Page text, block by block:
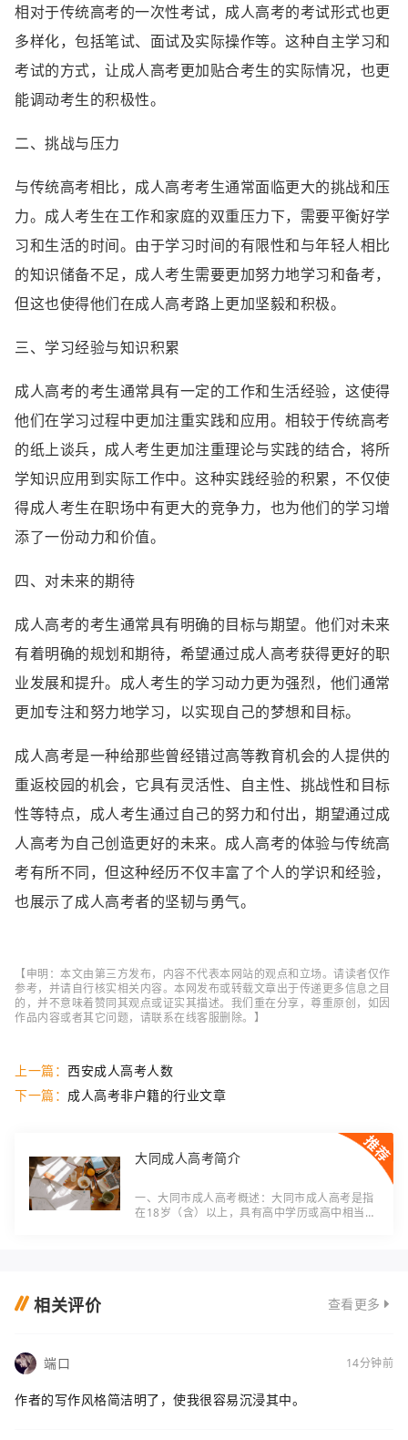
相对于传统高考的一次性考试，成人高考的考试形式也更
多样化，包括笔试、面试及实际操作等。这种自主学习和
考试的方式，让成人高考更加贴合考生的实际情况，也更
能调动考生的积极性。
二、挑战与压力
与传统高考相比，成人高考考生通常面临更大的挑战和压
力。成人考生在工作和家庭的双重压力下，需要平衡好学
习和生活的时间。由于学习时间的有限性和与年轻人相比
的知识储备不足，成人考生需要更加努力地学习和备考，
但这也使得他们在成人高考路上更加坚毅和积极。
三、学习经验与知识积累
成人高考的考生通常具有一定的工作和生活经验，这使得
他们在学习过程中更加注重实践和应用。相较于传统高考
的纸上谈兵，成人考生更加注重理论与实践的结合，将所
学知识应用到实际工作中。这种实践经验的积累，不仅使
得成人考生在职场中有更大的竞争力，也为他们的学习增
添了一份动力和价值。
四、对未来的期待
成人高考的考生通常具有明确的目标与期望。他们对未来
有着明确的规划和期待，希望通过成人高考获得更好的职
业发展和提升。成人考生的学习动力更为强烈，他们通常
更加专注和努力地学习，以实现自己的梦想和目标。
成人高考是一种给那些曾经错过高等教育机会的人提供的
重返校园的机会，它具有灵活性、自主性、挑战性和目标
性等特点，成人考生通过自己的努力和付出，期望通过成
人高考为自己创造更好的未来。成人高考的体验与传统高
考有所不同，但这种经历不仅丰富了个人的学识和经验，
也展示了成人高考者的坚韧与勇气。
【申明：本文由第三方发布，内容不代表本网站的观点和立场。请读者仅作
参考，并请自行核实相关内容。本网发布或转载文章出于传递更多信息之目
的，并不意味着赞同其观点或证实其描述。我们重在分享，尊重原创，如因
作品内容或者其它问题，请联系在线客服删除。】
上一篇： 西安成人高考人数
下一篇： 成人高考非户籍的行业文章
大同成人高考简介
一、大同市成人高考概述：大同市成人高考是指
在18岁（含）以上，具有高中学历或高中相当学
相关评价 查看更多
端口 14分钟前
作者的写作风格简洁明了，使我很容易沉浸其中。